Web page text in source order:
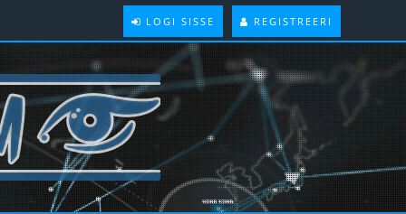
LOGI SISSE REGISTREERI